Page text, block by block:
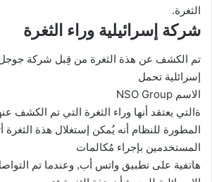
الثغرة.
شركة إسرائيلية وراء الثغرة
تم الكشف عن هذة الثغرة من قِبل شركة
إسرائلية تحمل
الاسم NSO Group
ةالتي يعتقد أنها وراء الثغرة التي تم الكشف
المطورة للنظام أنه يُمكن إستغلال هذة الثغرة
المستخدمين بإجراء مُكالمات
هاتفية على تطبيق واتس أب, وعندما تم